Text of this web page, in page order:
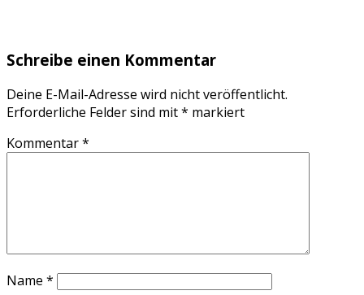
Schreibe einen Kommentar
Deine E-Mail-Adresse wird nicht veröffentlicht.
Erforderliche Felder sind mit* markiert
Kommentar*
Name *